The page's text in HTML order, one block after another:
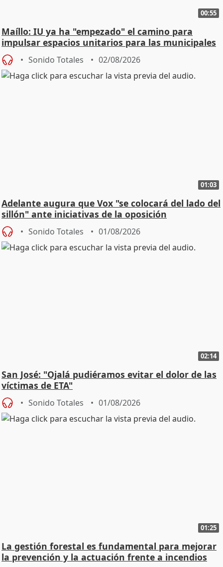
00:55
Maíllo: IU ya ha "empezado" el camino para
impulsar espacios unitarios para las municipales
Sonido Totales 02/08/2026
01:03
Adelante augura que Vox "se colocará del lado del
sillón" ante iniciativas de la oposición
Sonido Totales 01/08/2026
02:14
San José: "Ojalá pudiéramos evitar el dolor de las
víctimas de ETA"
Sonido Totales 01/08/2026
01:25
La gestión forestal es fundamental para mejorar
la prevención y la actuación frente a incendios